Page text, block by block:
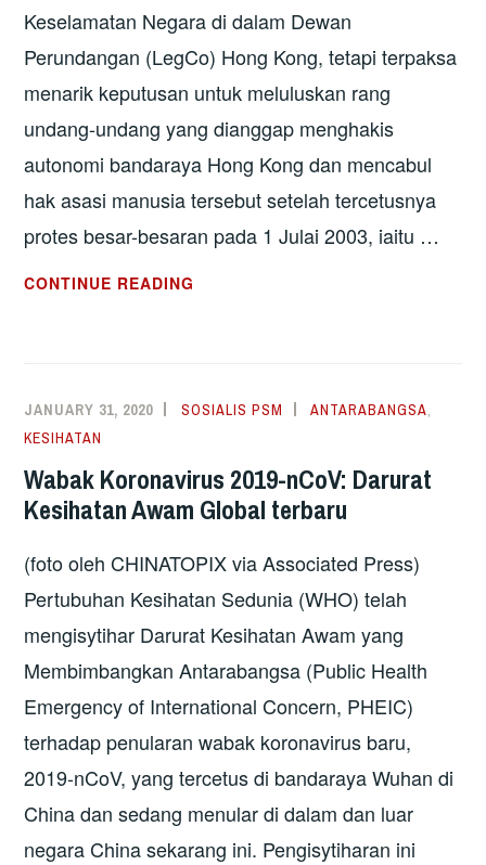
Keselamatan Negara di dalam Dewan
Perundangan (LegCo) Hong Kong, tetapi terpaksa
menarik keputusan untuk meluluskan rang
undang-undang yang dianggap menghakis
autonomi bandaraya Hong Kong dan mencabul
hak asasi manusia tersebut setelah tercetusnya
protes besar-besaran pada 1 Julai 2003, iaitu …
CONTINUE READING
NEGARA
CETUS
SEMULA
PROTES
JANUARY 31, 2020 SOSIALIS PSM ANTARABANGSA,
KESIHATAN
Wabak Koronavirus 2019-nCoV: Darurat
Kesihatan Awam Global terbaru
(foto oleh CHINATOPIX via Associated Press)
Pertubuhan Kesihatan Sedunia (WHO) telah
mengisytihar Darurat Kesihatan Awam yang
Membimbangkan Antarabangsa (Public Health
Emergency of International Concern, PHEIC)
terhadap penularan wabak koronavirus baru,
2019-nCoV, yang tercetus di bandaraya Wuhan di
China dan sedang menular di dalam dan luar
negara China sekarang ini. Pengisytiharan ini